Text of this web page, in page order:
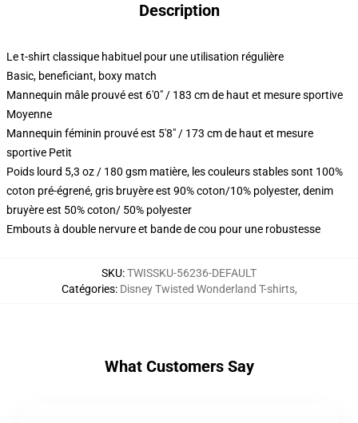
Description
Le t-shirt classique habituel pour une utilisation régulière
Basic, beneficiant, boxy match
Mannequin mâle prouvé est 6'0" / 183 cm de haut et mesure sportive
Moyenne
Mannequin féminin prouvé est 5'8" / 173 cm de haut et mesure
sportive Petit
Poids lourd 5,3 oz / 180 gsm matière, les couleurs stables sont 100%
coton pré-égrené, gris bruyère est 90% coton/10% polyester, denim
bruyère est 50% coton/ 50% polyester
Embouts à double nervure et bande de cou pour une robustesse
SKU:TWISSKU-56236-DEFAULT
Catégories: Disney Twisted Wonderland T-shirts,
What Customers Say